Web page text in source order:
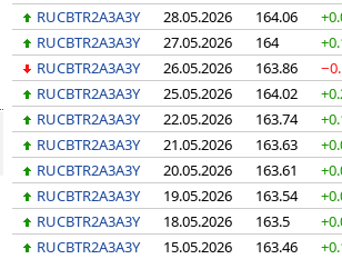
RUCBTR2A3A3Y
28.05.2026 164.06
RUCBTR2A3A3Y
27.05.2026 164
RUCBTR2A3A3Y
26.05.2026 163.86
RUCBTR2A3A3Y
25.05.2026 164.02
RUCBTR2A3A3Y
22.05.2026 163.74
RUCBTR2A3A3Y
21.05.2026 163.63
RUCBTR2A3A3Y
20.05.2026 163.61
RUCBTR2A3A3Y
19.05.2026 163.54
RUCBTR2A3A3Y
18.05.2026 163.5
RUCBTR2A3A3Y
15.05.2026 163.46